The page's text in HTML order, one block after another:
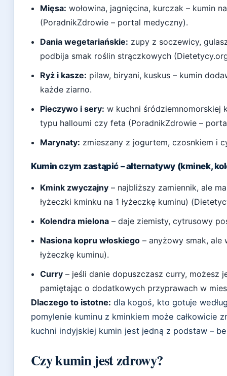
Mięsa: wołowina, jagnięcina, kurczak – kumin
(PoradnikZdrowie – portal medyczny).
Dania wegetariańskie: zupy z soczewicy,
podbija smak roślin strączkowych
Ryż i kasze: pilaw, biryani, kuskus – kumin
każde ziarno.
Pieczywo i sery: w kuchni śródziemnomorskiej
typu halloumi czy feta (PoradnikZdrowie –
Marynaty: zmieszany z jogurtem, czosnkiem i
Kumin czym zastąpić – alternatywy (kminek,
Kmink zwyczajny – najbliższy zamiennik, ale
łyżeczki kminku na 1 łyżeczkę kuminu)
Kolendra mielona – daje ziemisty, cytrusowy
Nasiona kopru włoskiego – anyżowy smak, ale
łyżeczkę kuminu).
Curry – jeśli danie dopuszczasz curry, możesz
pamiętając o dodatkowych przyprawach w
Dlaczego to istotne: dla kogoś, kto gotuje
pomylenie kuminu z kminkiem może całkowicie
kuchni indyjskiej kumin jest jedną z podstaw –
Czy kumin jest zdrowy?